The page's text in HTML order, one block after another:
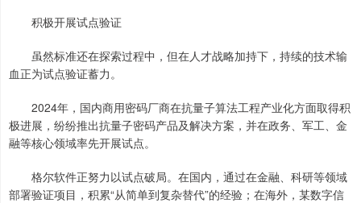
积极开展试点验证
虽然标准还在探索过程中，但在人才战略加持下，持续的技术输
血正为试点验证蓄力。
2024年，国内商用密码厂商在抗量子算法工程产业化方面取得积
极进展，纷纷推出抗量子密码产品及解决方案，并在政务、军工、金
融等核心领域率先开展试点。
格尔软件正努力以试点破局。在国内，通过在金融、科研等领域
部署验证项目，积累“从简单到复杂替代”的经验；在海外，某数字信